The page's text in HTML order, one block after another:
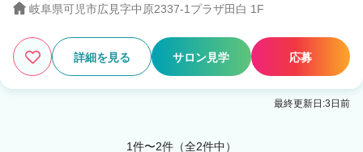
岐阜県可児市広見字中原2337-1プラザ田白 1F
詳細を見る サロン見学 応募
最終更新日:3日前
1件〜2件（全2件中）